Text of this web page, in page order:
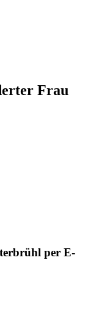
Frau
per E-